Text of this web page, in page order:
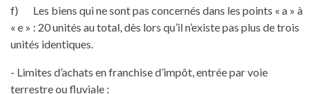
f) Les biens qui ne sont pas concernés dans les points « a » à
« e » : 20 unités au total, dès lors qu’il n’existe pas plus de trois
unités identiques.
- Limites d’achats en franchise d’impôt, entrée par voie
terrestre ou fluviale :